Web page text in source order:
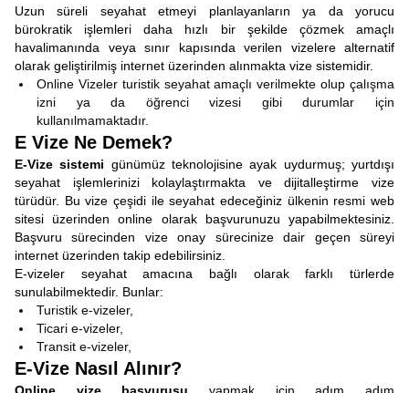
Uzun süreli seyahat etmeyi planlayanların ya da yorucu
bürokratik işlemleri daha hızlı bir şekilde çözmek amaçlı
havalimanında veya sınır kapısında verilen vizelere alternatif
olarak geliştirilmiş internet üzerinden alınmakta vize sistemidir.
Online Vizeler turistik seyahat amaçlı verilmekte olup çalışma
izni ya da öğrenci vizesi gibi durumlar için
kullanılmamaktadır.
E Vize Ne Demek?
E-Vize sistemi günümüz teknolojisine ayak uydurmuş; yurtdışı
seyahat işlemlerinizi kolaylaştırmakta ve dijitalleştirme vize
türüdür. Bu vize çeşidi ile seyahat edeceğiniz ülkenin resmi web
sitesi üzerinden online olarak başvurunuzu yapabilmektesiniz.
Başvuru sürecinden vize onay sürecinize dair geçen süreyi
internet üzerinden takip edebilirsiniz.
E-vizeler seyahat amacına bağlı olarak farklı türlerde
sunulabilmektedir. Bunlar:
Turistik e-vizeler,
Ticari e-vizeler,
Transit e-vizeler,
E-Vize Nasıl Alınır?